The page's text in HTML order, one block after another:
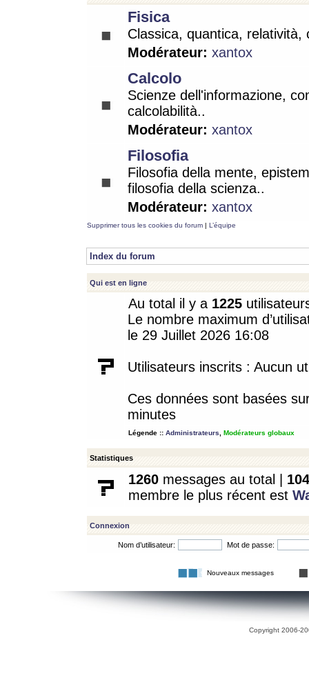
Fisica
Classica, quantica, relatività,
Modérateur: xantox
Calcolo
Scienze dell'informazione,
calcolabilità..
Modérateur: xantox
Filosofia
Filosofia della mente,
filosofia della scienza..
Modérateur: xantox
Supprimer tous les cookies du forum | L’équipe
Index du forum
Qui est en ligne
Au total il y a 1225
Le nombre maximum
le 29 Juillet 2026 16:08
Utilisateurs inscrits : Aucun
Ces données sont basées
minutes
Légende :: Administrateurs Modérateurs globaux
Statistiques
1260 messages au total | 104
membre le plus récent est
Connexion
Nom d’utilisateur: Mot de passe:
Nouveaux messages
Copyright 2006-